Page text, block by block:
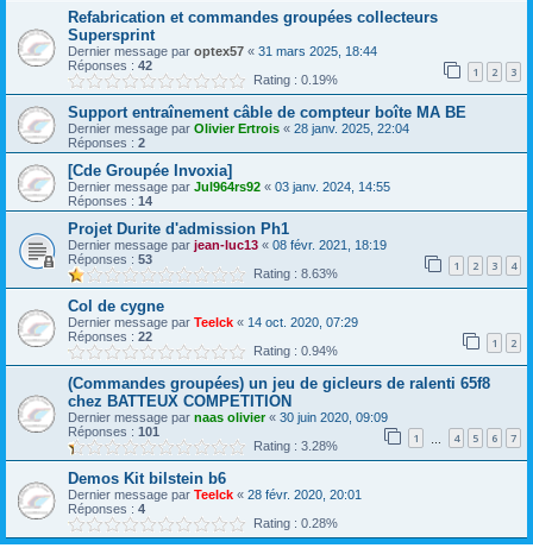
Refabrication et commandes groupées collecteurs
Supersprint
Dernier message par optex57 « 31 mars 2025, 18:44
Réponses : 42 1 2 3
Rating : 0.19%
Support entraînement câble de compteur boîte MA BE
Dernier message par Olivier Ertrois « 28 janv. 2025, 22:04
Réponses : 2
[Cde Groupée Invoxia]
Dernier message par Jul964rs92 « 03 janv. 2024, 14:55
Réponses : 14
Projet Durite d'admission Ph1
Dernier message par jean-luc13 « 08 févr. 2021, 18:19
Réponses : 53 1 2 3 4
Rating : 8.63%
Col de cygne
Dernier message par Teelck « 14 oct. 2020, 07:29
Réponses : 22 1 2
Rating : 0.94%
(Commandes groupées) un jeu de gicleurs de ralenti 65f8
chez BATTEUX COMPETITION
Dernier message par naas olivier« 30 juin 2020, 09:09
Réponses : 101 1 4 5 6 7
Rating : 3.28%
Demos Kit bilstein b6
Dernier message par Teelck « 28 févr. 2020, 20:01
Réponses : 4
Rating : 0.28%